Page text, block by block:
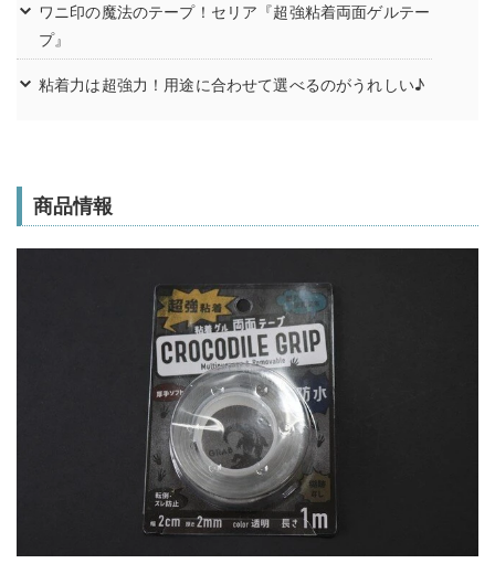
ワニ印の魔法のテープ！セリア『超強粘着両面ゲルテー
プ』
粘着力は超強力！用途に合わせて選べるのがうれしい♪
商品情報